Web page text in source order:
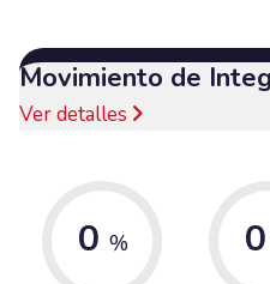
Movimiento de
Ver detalles
0 % 0